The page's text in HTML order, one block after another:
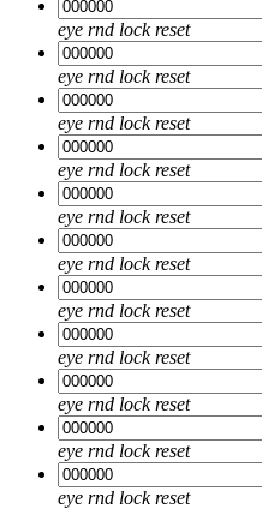
eye rnd lock reset
eye rnd lock reset
eye rnd lock reset
eye rnd lock reset
eye rnd lock reset
eye rnd lock reset
eye rnd lock reset
eye rnd lock reset
eye rnd lock reset
eye rnd lock reset
eye rnd lock reset